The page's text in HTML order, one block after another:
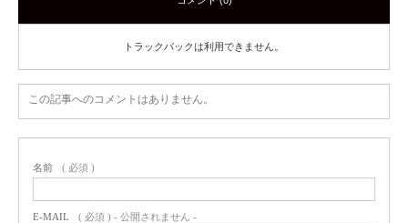
トラックバックは利用できません。
この記事へのコメントはありません。
名前 ( 必須 )
E-MAIL ( 必須 ) - 公開されません -